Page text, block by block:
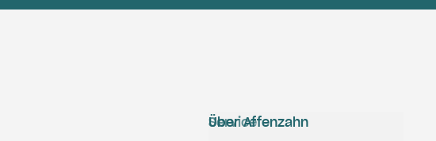
Service
Über Affenzahn